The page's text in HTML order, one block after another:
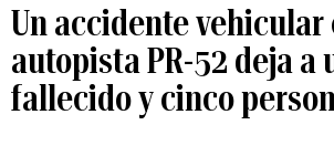
Un accidente vehicular
autopista PR-52 deja a
fallecido y cinco